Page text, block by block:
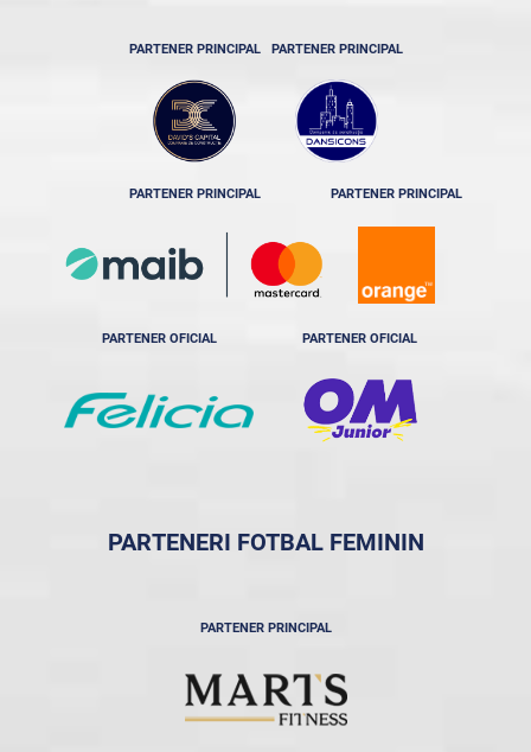
PARTENER PRINCIPAL PARTENER PRINCIPAL
PARTENER PRINCIPAL PARTENER PRINCIPAL
PARTENER OFICIAL PARTENER OFICIAL
PARTENERI FOTBAL FEMININ
PARTENER PRINCIPAL